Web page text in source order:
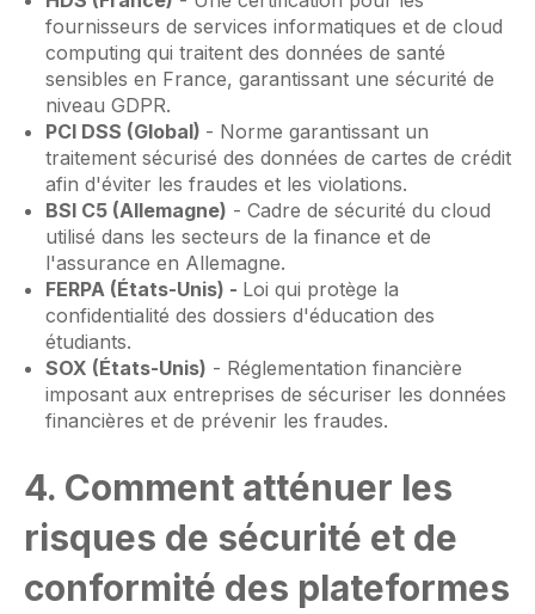
fournisseurs de services informatiques et de cloud
computing qui traitent des données de santé
sensibles en France, garantissant une sécurité de
niveau GDPR.
PCI DSS (Global) - Norme garantissant un
traitement sécurisé des données de cartes de crédit
afin d'éviter les fraudes et les violations.
BSI C5 (Allemagne) - Cadre de sécurité du cloud
utilisé dans les secteurs de la finance et de
l'assurance en Allemagne.
FERPA (États-Unis) - Loi qui protège la
confidentialité des dossiers d'éducation des
étudiants.
SOX (États-Unis) - Réglementation financière
imposant aux entreprises de sécuriser les données
financières et de prévenir les fraudes.
4. Comment atténuer les
risques de sécurité et de
conformité des plateformes